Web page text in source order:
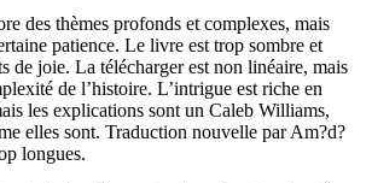
des thèmes profonds et complexes, mais
patience. Le livre est trop sombre et
de joie. La télécharger est non linéaire, mais
de l’histoire. L’intrigue est riche en
les explications sont un Caleb Williams,
elles sont. Traduction nouvelle par Am?d?
longues.